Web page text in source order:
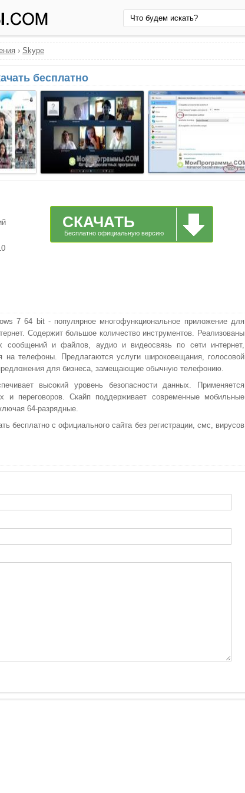
› Skype
бесплатно
СКАЧАТЬ
Бесплатно официальную версию
7 64 bit - популярное многофункциональное приложение для
Содержит большое количество инструментов. Реализованы
сообщений и файлов, аудио и видеосвязь по сети интернет,
на телефоны. Предлагаются услуги широковещания, голосовой
для бизнеса, замещающие обычную телефонию.
высокий уровень безопасности данных. Применяется
и переговоров. Скайп поддерживает современные мобильные
64-разрядные.
бесплатно с официального сайта без регистрации, смс, вирусов